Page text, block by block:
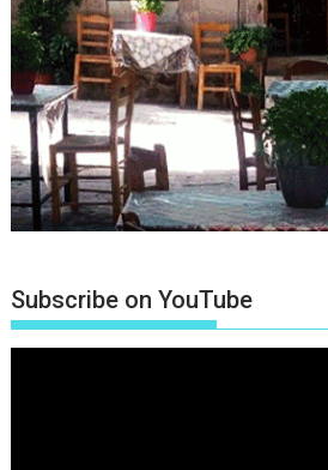
Subscribe on YouTube